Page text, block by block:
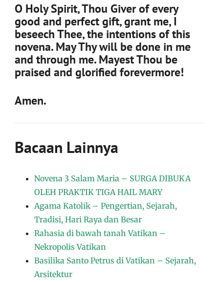
O Holy Spirit, Thou Giver of every
good and perfect gift, grant me, I
beseech Thee, the intentions of this
novena. May Thy will be done in me
and through me. Mayest Thou be
praised and glorified forevermore!
Amen.
Bacaan Lainnya
Novena 3 Salam Maria – SURGA DIBUKA
OLEH PRAKTIK TIGA HAIL MARY
Agama Katolik – Pengertian, Sejarah,
Tradisi, Hari Raya dan Besar
Rahasia di bawah tanah Vatikan –
Nekropolis Vatikan
Basilika Santo Petrus di Vatikan – Sejarah,
Arsitektur